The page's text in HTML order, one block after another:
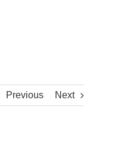
Previous Next